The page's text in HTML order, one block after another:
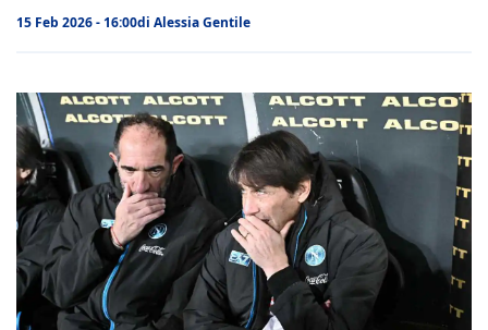
15 Feb 2026 - 16:00di Alessia Gentile